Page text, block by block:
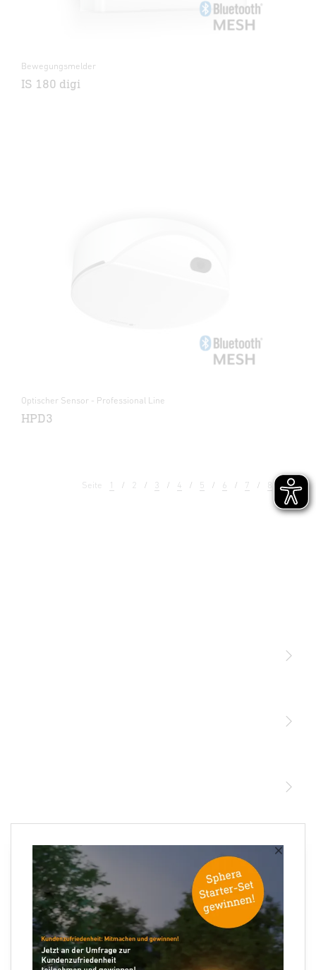
×
Bewegungsmelder
IS 180 digi
Optischer Sensor - Professional Line
HPD3
Seite 1 2 3 4 5 6 7 8 9
Ihre E-Mail Adresse